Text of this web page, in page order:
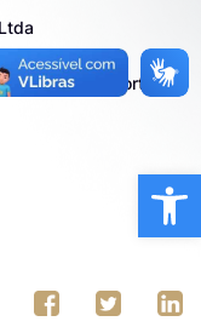
- Salto do Norte,